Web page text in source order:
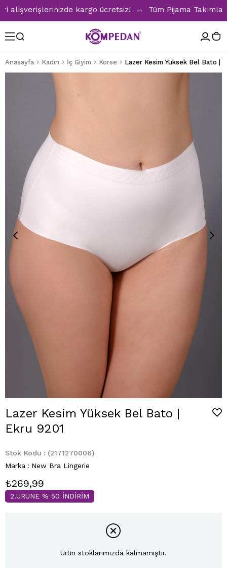
kargo ücretsiz! → Tüm Pijama
Anasayfa Kadın İç Giyim Korse Lazer Kesim Yüksek Bel Bato |
Lazer Kesim Yüksek Bel Bato |
Ekru 9201
Stok Kodu
(2171270006)
Marka : New Bra Lingerie
₺269,99
2.ÜRÜNE % 50 İNDİRİM
Ürün stoklarımızda kalmamıştır.